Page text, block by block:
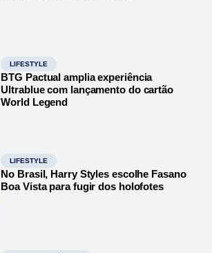
LIFESTYLE
BTG Pactual amplia experiência
Ultrablue com lançamento do cartão
World Legend
LIFESTYLE
No Brasil, Harry Styles escolhe Fasano
Boa Vista para fugir dos holofotes